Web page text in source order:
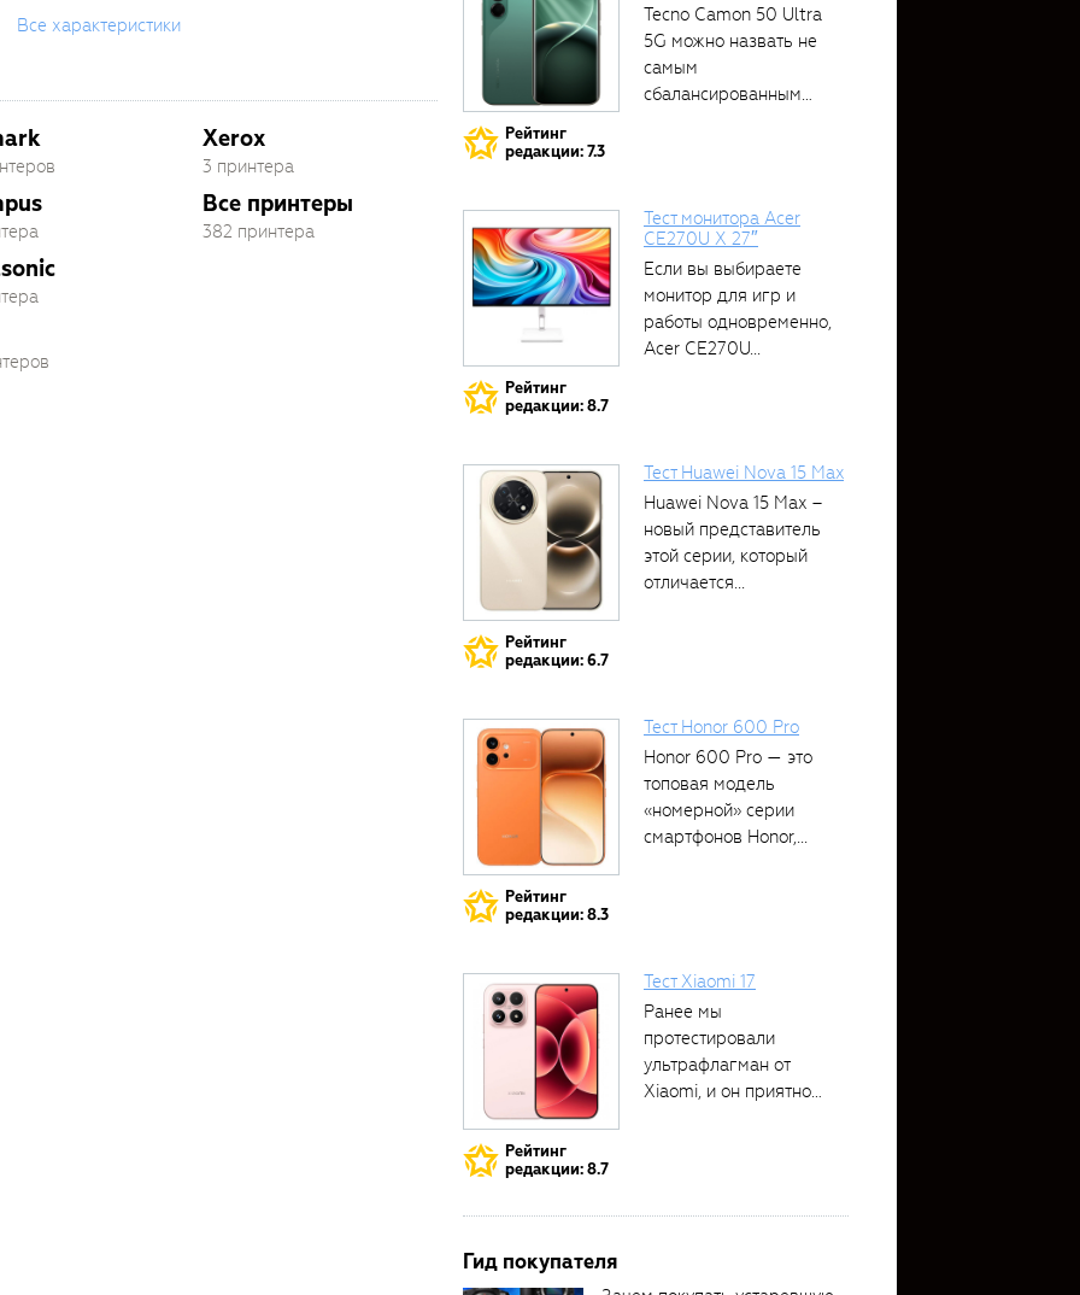
Все характеристики
Xerox
3 принтера
Все принтеры
382 принтера
Рейтинг
редакции: 7.3
Tecno Camon 50 Ultra
5G можно назвать не
самым
сбалансированным
Рейтинг
редакции: 8.7
Тест монитора Acer
CE270U X 27″
Если вы выбираете
монитор для игр и
работы одновременно,
Acer CE270U...
Рейтинг
редакции: 6.7
Тест Huawei Nova 15 Max
Huawei Nova 15 Max –
новый представитель
этой серии, который
отличается...
Рейтинг
редакции: 8.3
Тест Honor 600 Pro
Honor 600 Pro — это
топовая модель
«номерной» серии
смартфонов Honor,...
Рейтинг
редакции: 8.7
Тест Xiaomi 17
Ранее мы
протестировали
ультрафлагман от
Xiaomi, и он приятно
Гид покупателя